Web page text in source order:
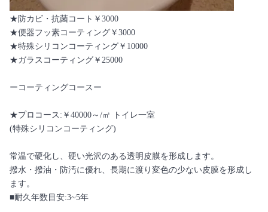
★防カビ・抗菌コート￥3000
★便器フッ素コーティング￥3000
★特殊シリコンコーティング￥10000
★ガラスコーティング￥25000
ーコーティングコースー
★プロコース:￥40000～/㎡ トイレ一室
(特殊シリコンコーティング)
常温で硬化し、硬い光沢のある透明皮膜を形成します。
撥水・撥油・防汚に優れ、長期に渡り変色の少ない皮膜を形成し
ます。
■耐久年数目安:3~5年